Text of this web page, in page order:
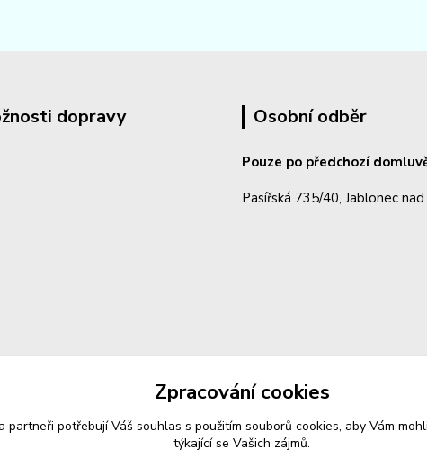
dopravy Osobní odběr
Pouze po předchozí
Pasířská 735/40, Jablonec
Zpracování cookies
partneři potřebují Váš souhlas s použitím souborů cookies, aby Vám
týkající se Vašich zájmů.